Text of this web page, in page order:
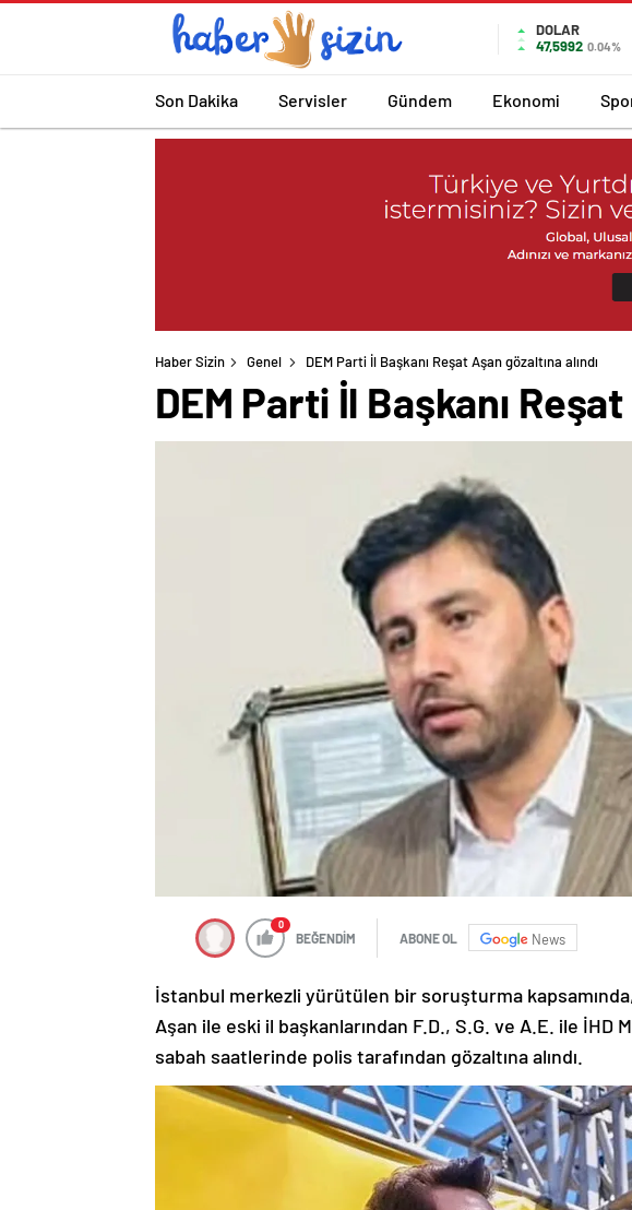
DOLAR
47,5992 0.04%
Son Dakika Servisler Gündem Ekonomi
Haber Sizin Genel DEM Parti İl Başkanı Reşat Aşan gözaltına alındı
DEM Parti İl Başkanı
0
BEĞENDİM ABONE OL News
İstanbul merkezli yürütülen bir soruşturma
Aşan ile eski il başkanlarından F.D., S.G. ve A.E. ile İHD
sabah saatlerinde polis tarafından gözaltına alındı.